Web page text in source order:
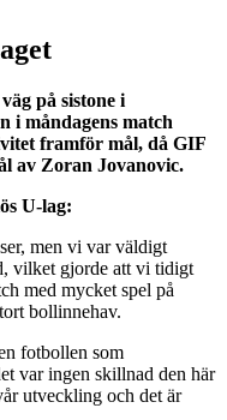
på sistone i
i måndagens match
framför mål, då GIF
av Zoran Jovanovic.
U-lag:
men vi var väldigt
vilket gjorde att vi tidigt
med mycket spel på
bollinnehav.
fotbollen som
var ingen skillnad den här
utveckling och det är